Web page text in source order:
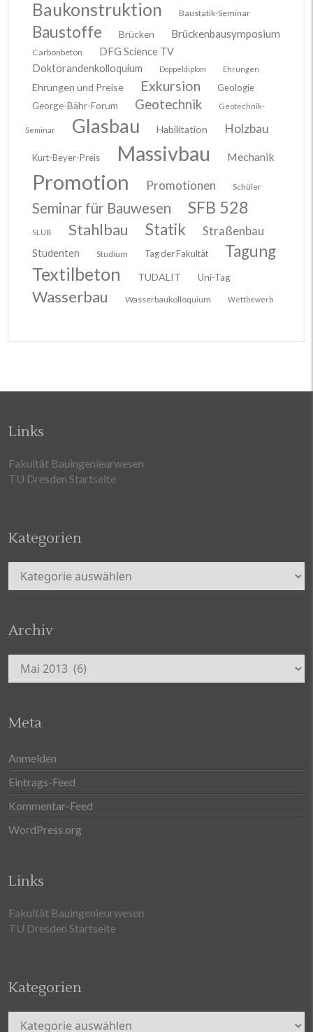
Baukonstruktion Baustatik-Seminar
Baustoffe Brücken Brückenbausymposium
Carbonbeton
DFG Science TV
Doktorandenkolloquium
Doppeldiplom Ehrungen
Ehrungen und Preise Exkursion
Geologie
George-Bähr-Forum
Geotechnik Geotechnik-
Seminar Glasbau Habilitation Holzbau
Kurt-Beyer-Preis Massivbau Mechanik
Promotion Promotionen Schüler
Seminar für Bauwesen SFB 528
SLUB Stahlbau Statik Straßenbau
Studenten Studium Tag der Fakultät Tagung
Textilbeton TUDALIT Uni-Tag
Wasserbau Wasserbaukolloquium Wettbewerb
Links
Fakultät Bauingenieurwesen
TU Dresden Startseite
Kategorien
Kategorien
Archiv
Archiv
Meta
Anmelden
Eintrags-Feed
Kommentar-Feed
WordPress.org
Links
Fakultät Bauingenieurwesen
TU Dresden Startseite
Kategorien
Kategorien